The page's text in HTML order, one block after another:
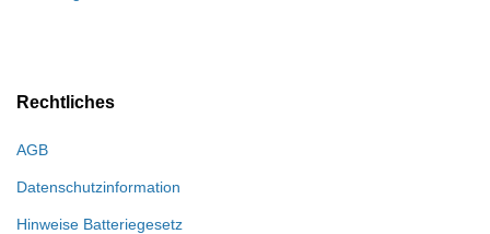
Rechtliches
AGB
Datenschutzinformation
Hinweise Batteriegesetz